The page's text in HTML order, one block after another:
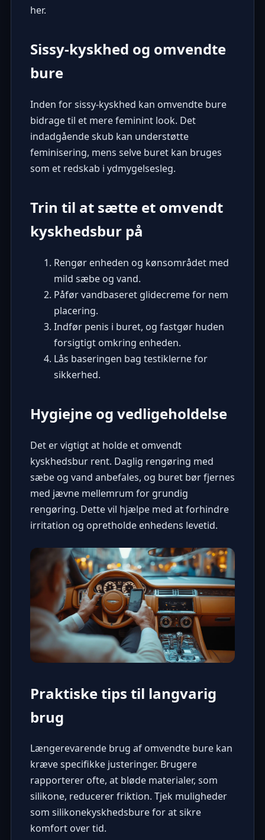
her.
Sissy-kyskhed og omvendte
bure
Inden forsissy-kyskhed kan omvendte bure
bidrage til et mere feminint look. Det
indadgående skub kan understøtte
feminisering, mens selve buret kan bruges
som et redskab i ydmygelsesleg.
Trin til at sætte et omvendt
kyskhedsbur på
Rengør enheden og kønsområdet med
mild sæbe og vand.
Påfør vandbaseret glidecreme for nem
placering.
Indfør penis i buret, og fastgør huden
forsigtigt omkring enheden.
Lås baseringen bag testiklerne for
sikkerhed.
Hygiejne og vedligeholdelse
Det er vigtigt at holde et omvendt
kyskhedsbur rent. Daglig rengøring med
sæbe og vand anbefales, og buret bør fjernes
med jævne mellemrum for grundig
rengøring. Dette vil hjælpe med at forhindre
irritation og opretholde enhedens levetid.
Praktiske tips til langvarig
brug
Længerevarende brug af omvendte bure kan
kræve specifikke justeringer. Brugere
rapporterer ofte, at bløde materialer, som
silikone, reducerer friktion. Tjek muligheder
som silikonekyskhedsburefor at sikre
komfort over tid.